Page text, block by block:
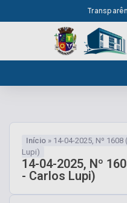
Início » 14-04-2025, Nº
Lupi)
14-04-2025, Nº
- Carlos Lupi)